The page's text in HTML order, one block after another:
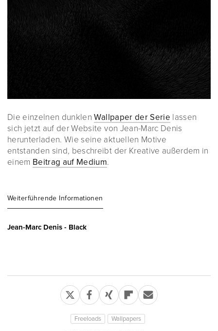
Die einzelnen dunklenWallpaper der Serie lassen
sich jetzt auf der Website von Jean-Marc Denis
herunterladen. Wie seine aktuellen Motive
entstanden sind, beschreibt der Kreative außerdem in
einem Beitrag auf Medium.
Weiterführende Informationen
Jean-Marc Denis - Black
Freeloads Wallpapers